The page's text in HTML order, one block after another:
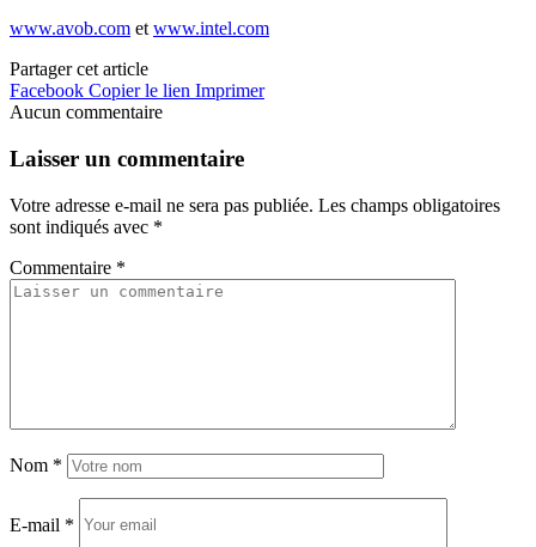
www.avob.com et www.intel.com
Partager cet article
Facebook Copier le lien Imprimer
Aucun commentaire
Laisser un commentaire
Votre adresse e-mail ne sera pas publiée. Les champs obligatoires
sont indiqués avec *
Commentaire *
Nom *
E-mail *